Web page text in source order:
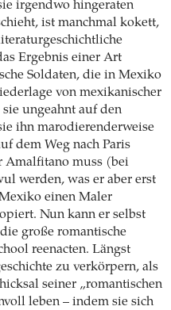
irgendwo hingeraten
ist manchmal kokett,
Ergebnis einer Art
Soldaten, die in Mexiko
von mexikanischer
ungeahnt auf den
ihn marodierenderweise
dem Weg nach Paris
Amalfitano muss (bei
werden, was er aber erst
einen Maler
Nun kann er selbst
große romantische
reenacten. Längst
zu verkörpern, als
seiner „romantischen
leben – indem sie sich